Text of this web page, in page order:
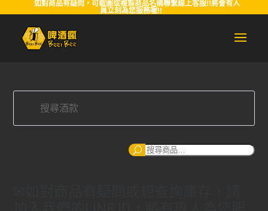
如對商品有疑問，可截圖或複製商品名稱聯繫線上客服!!將會有人
員立刻為您服務喔!!
搜